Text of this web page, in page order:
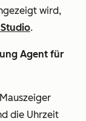
wird,
.
Agent für
die Uhrzeit